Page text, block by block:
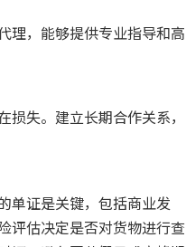
理，能够提供专业指导和高
失。建立长期合作关系，
单证是关键，包括商业发
评估决定是否对货物进行查